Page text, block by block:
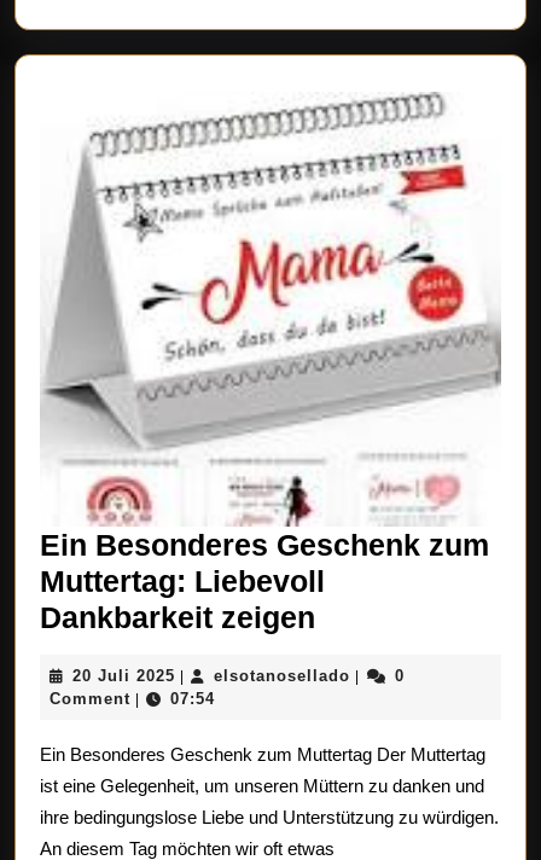
Ein Besonderes Geschenk zum
Muttertag: Liebevoll
Dankbarkeit zeigen
Geschenk
Muttertag:
Liebevoll
Dankbarkeit
20 Juli 2025 20
Juli
elsotanosellado elsotanosellado
0
Comment
07:54
Ein Besonderes Geschenk zum Muttertag Der Muttertag
ist eine Gelegenheit, um unseren Müttern zu danken und
ihre bedingungslose Liebe und Unterstützung zu würdigen.
An diesem Tag möchten wir oft etwas